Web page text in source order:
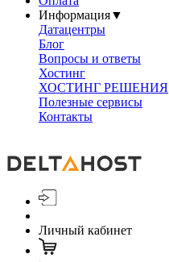
Информация▼
Датацентры
Блог
Вопросы и ответы
Хостинг
ХОСТИНГ РЕШЕНИЯ
Полезные сервисы
Контакты
Личный кабинет